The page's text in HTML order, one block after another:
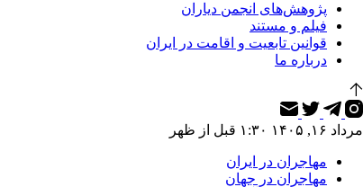
پژوهش‌های انجمن دیاران
فیلم و مستند
قوانین تابعیت و اقامت در ایران
درباره ما
مرداد ۱۶, ۱۴۰۵ ۱:۳۰ قبل از ظهر
مهاجران در ایران
مهاجران در جهان